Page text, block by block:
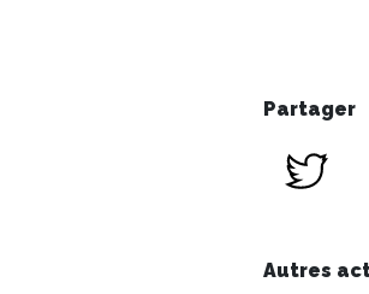
Partager
Autres